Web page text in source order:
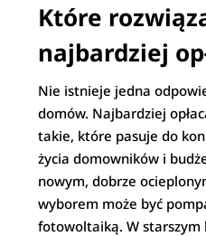
Które
najbardziej
Nie istnieje jedna
domów. Najbardziej
takie, które pasuje do
życia domowników i
nowym, dobrze
wyborem może być
fotowoltaiką. W starszym